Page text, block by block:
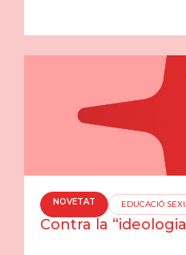
NOVETAT EDUCACIÓ
Contra la